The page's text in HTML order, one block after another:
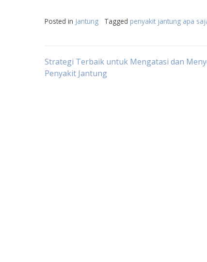
Posted in Jantung Tagged penyakit jantung apa
Post
Strategi Terbaik untuk Mengatasi dan
Penyakit Jantung